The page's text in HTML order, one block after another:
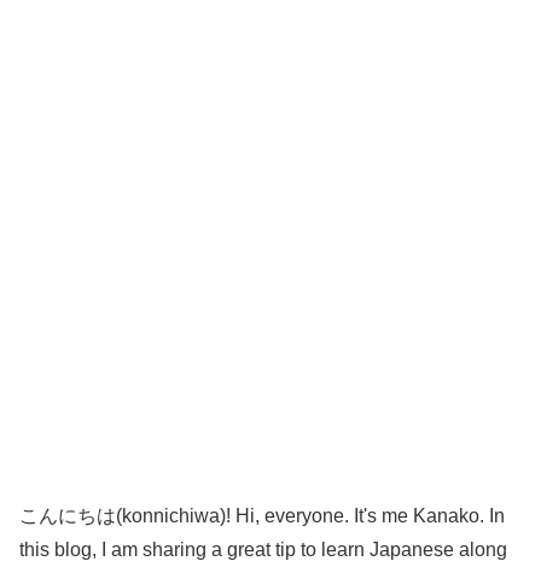
こんにちは(konnichiwa)! Hi, everyone. It's me Kanako. In
this blog, I am sharing a great tip to learn Japanese along